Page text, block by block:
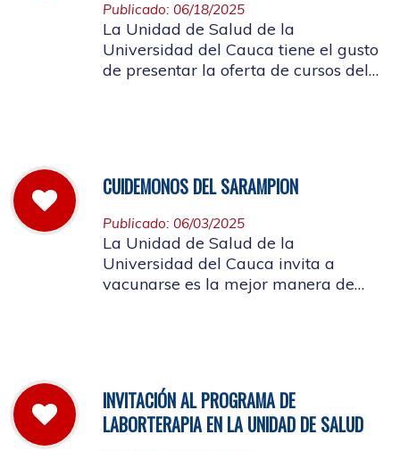
Publicado: 06/18/2025
La Unidad de Salud de la
Universidad del Cauca tiene el gusto
de presentar la oferta de cursos del
CUIDEMONOS DEL SARAMPION
Publicado: 06/03/2025
La Unidad de Salud de la
Universidad del Cauca invita a
vacunarse es la mejor manera de
INVITACIÓN AL PROGRAMA DE
LABORTERAPIA EN LA UNIDAD DE SALUD